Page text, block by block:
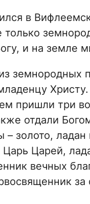
в
и на земле
пришли три
отдали
золото,
Царей,
вечных
за